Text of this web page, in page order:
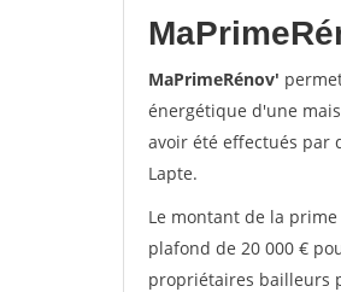
MaPrimeRénov'
énergétique d'une
avoir été effectués par
Lapte.
Le montant de la
plafond de 20 000 €
propriétaires bailleurs